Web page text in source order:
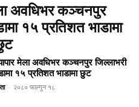
अवधिभर कञ्चनपुर
१५ प्रतिशत भाडामा
मेला अवधिभर कञ्चनपुर जिल्लाभरी
१५ प्रतिशत भाडामा छुट
- २०८० फाल्गुन १८